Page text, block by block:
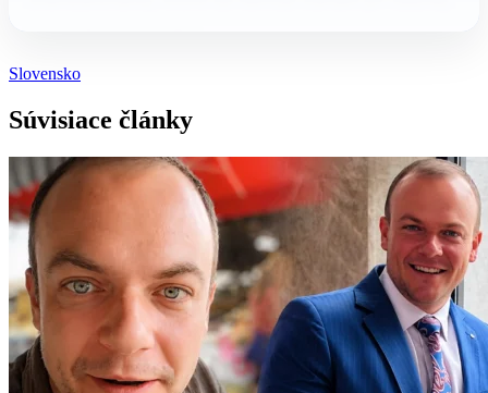
Slovensko
Súvisiace články